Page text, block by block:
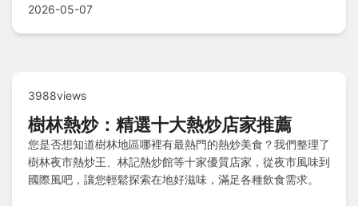
2026-05-07
3988views
樹林熱炒：精選十大熱炒店家推薦
您是否想知道樹林地區哪裡有最熱門的熱炒美食？我們整理了
樹林夜市熱炒王、林記熱炒館等十家優質店家，從夜市風味到
國際風吧，讓您輕鬆探索在地好滋味，滿足各種飲食需求。